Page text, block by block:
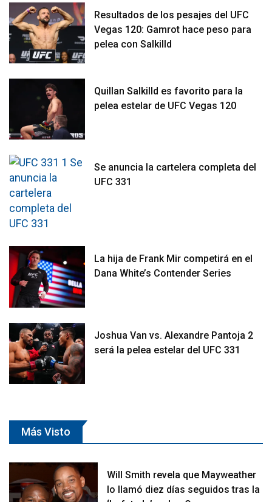
Resultados de los pesajes del UFC
Vegas 120: Gamrot hace peso para
pelea con Salkilld
Quillan Salkilld es favorito para la
pelea estelar de UFC Vegas 120
Se anuncia la cartelera completa del
UFC 331
La hija de Frank Mir competirá en el
Dana White’s Contender Series
Joshua Van vs. Alexandre Pantoja 2
será la pelea estelar del UFC 331
Más Visto
Will Smith revela que Mayweather
lo llamó diez días seguidos tras la